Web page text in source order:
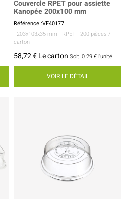
Couvercle RPET pour assiette
Kanopée 200x100 mm
Référence :VF40177
- 203x103x35 mm - RPET - 200 pièces /
carton
58,72 € Le carton Soit 0.29 € l'unité
VOIR LE DÉTAIL